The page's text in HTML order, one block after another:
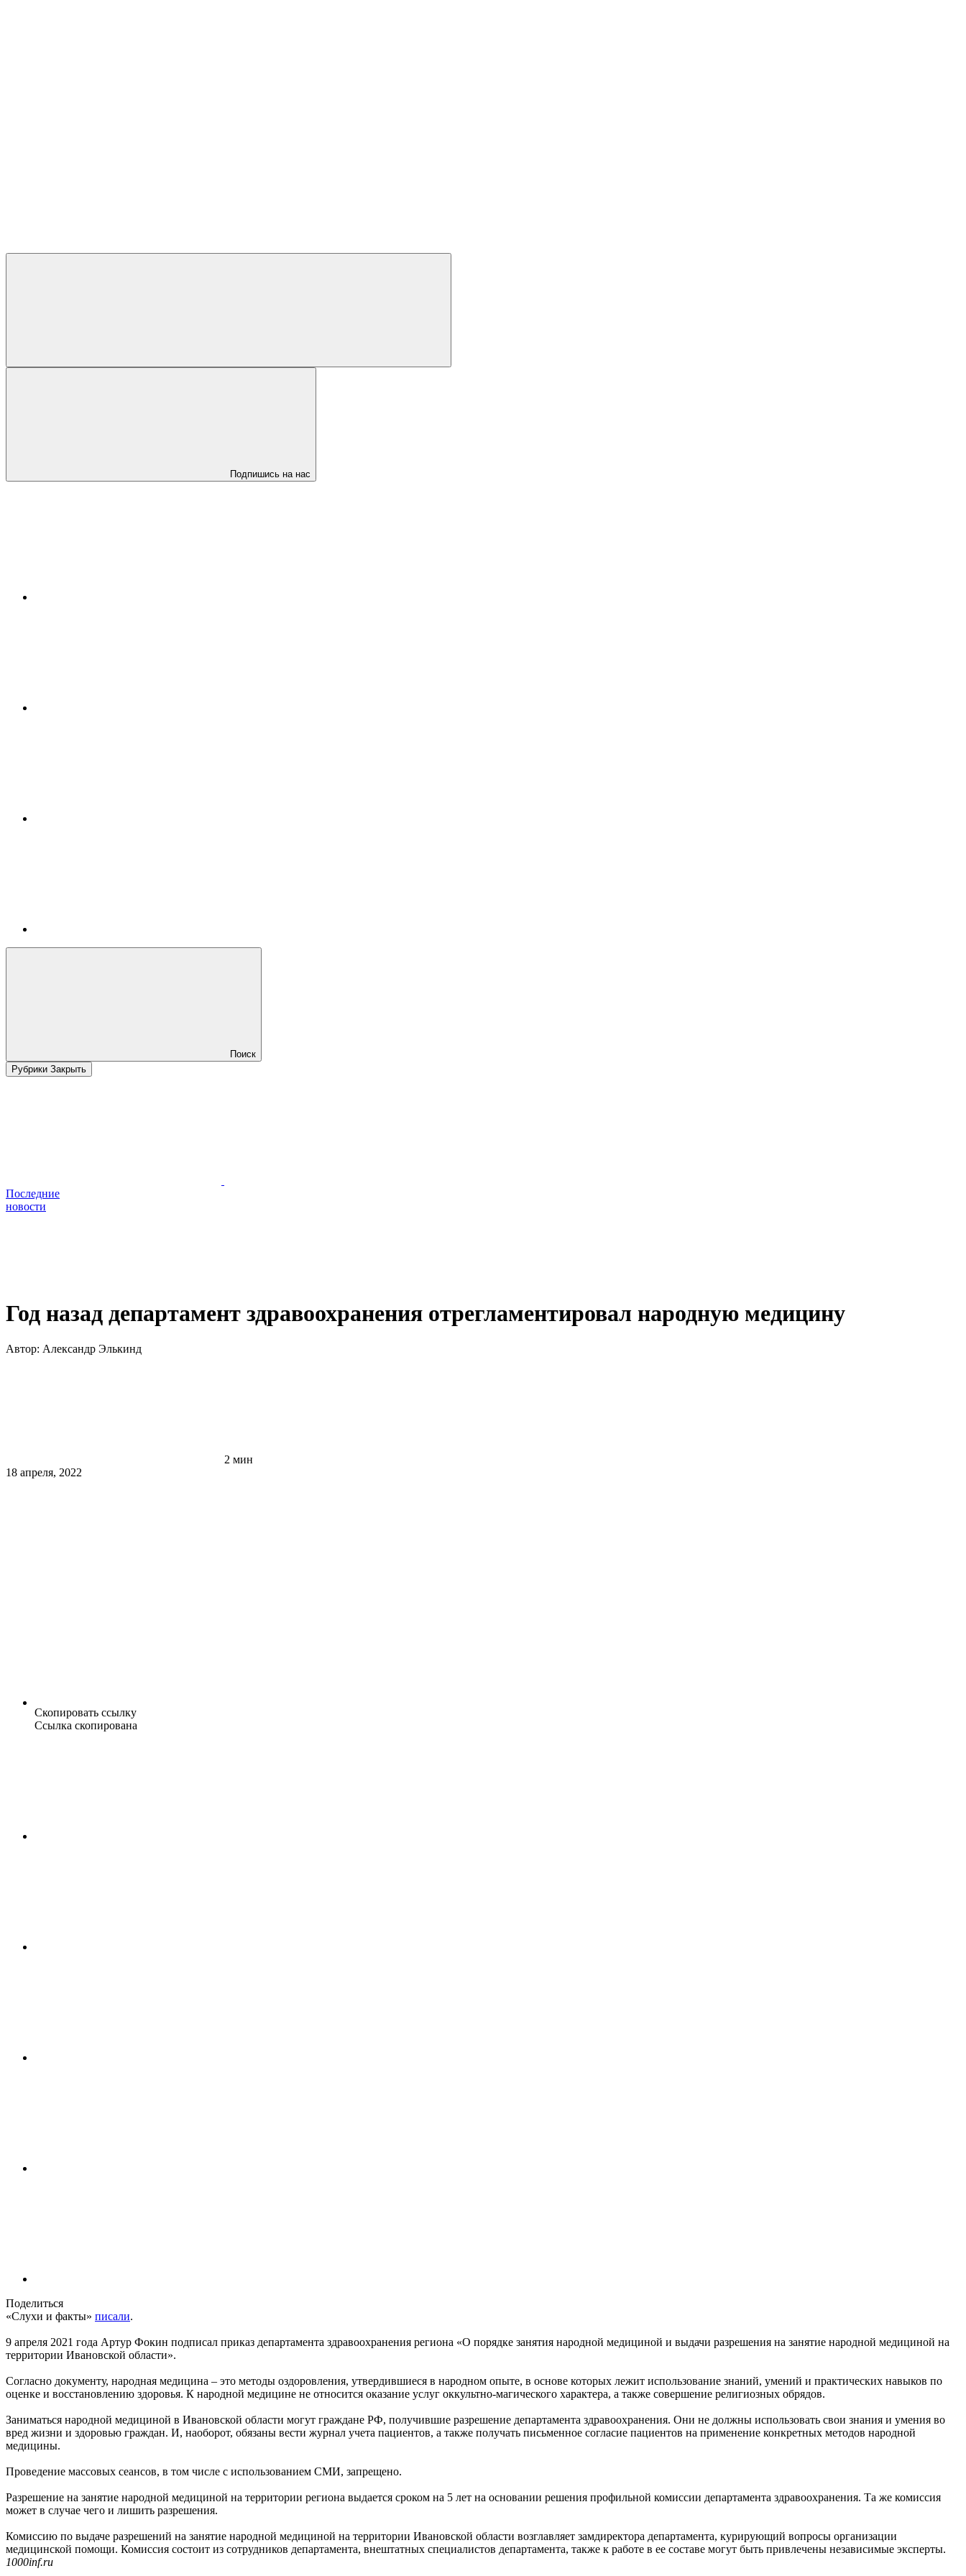
Подпишись на нас
Поиск
Рубрики Закрыть
Последние
новости
Год назад департамент здравоохранения отрегламентировал народную медицину
Автор: Александр Элькинд
2 мин
18 апреля, 2022
Скопировать ссылку
Ссылка скопирована
Поделиться
«Слухи и факты» писали.
9 апреля 2021 года Артур Фокин подписал приказ департамента здравоохранения региона «О порядке занятия народной медициной и выдачи разрешения на занятие народной медициной на
территории Ивановской области».
Согласно документу, народная медицина – это методы оздоровления, утвердившиеся в народном опыте, в основе которых лежит использование знаний, умений и практических навыков по
оценке и восстановлению здоровья. К народной медицине не относится оказание услуг оккультно-магического характера, а также совершение религиозных обрядов.
Заниматься народной медициной в Ивановской области могут граждане РФ, получившие разрешение департамента здравоохранения. Они не должны использовать свои знания и умения во
вред жизни и здоровью граждан. И, наоборот, обязаны вести журнал учета пациентов, а также получать письменное согласие пациентов на применение конкретных методов народной
медицины.
Проведение массовых сеансов, в том числе с использованием СМИ, запрещено.
Разрешение на занятие народной медициной на территории региона выдается сроком на 5 лет на основании решения профильной комиссии департамента здравоохранения. Та же комиссия
может в случае чего и лишить разрешения.
Комиссию по выдаче разрешений на занятие народной медициной на территории Ивановской области возглавляет замдиректора департамента, курирующий вопросы организации
медицинской помощи. Комиссия состоит из сотрудников департамента, внештатных специалистов департамента, также к работе в ее составе могут быть привлечены независимые эксперты.
1000inf.ru